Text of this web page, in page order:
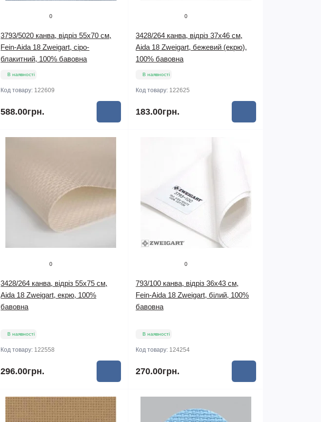
0
3793/5020 канва, відріз 55х70 см,
Fein-Aida 18 Zweigart, сіро-
блакитний, 100% бавовна
В наявності
Код товару: 122609
588.00грн.
0
3428/264 канва, відріз 37х46 см,
Aida 18 Zweigart, бежевий (екрю),
100% бавовна
В наявності
Код товару: 122625
183.00грн.
0
3428/264 канва, відріз 55х75 см,
Aida 18 Zweigart, екрю, 100%
бавовна
В наявності
Код товару: 122558
296.00грн.
0
793/100 канва, відріз 36х43 см,
Fein-Aida 18 Zweigart, білий, 100%
бавовна
В наявності
Код товару: 124254
270.00грн.